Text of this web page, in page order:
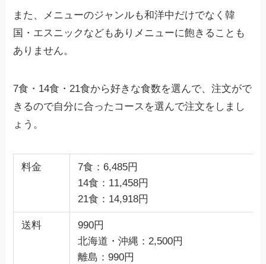
また、メニューのジャンルも和洋中だけでなく韓
国・エスニックなどもありメニューに飽きることも
ありません。
7食・14食・21食から好きな食数を選んで、注文がで
きるので自分に合ったコースを選んで注文をしまし
ょう。
料金
7食：6,485円
14食：11,458円
21食：14,918円
送料
990円
北海道・沖縄：2,500円
離島：990円